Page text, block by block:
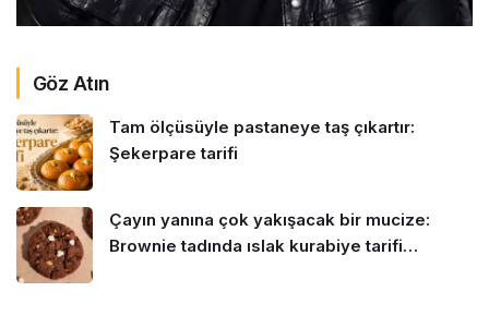
Göz Atın
Tam ölçüsüyle pastaneye taş çıkartır:
Şekerpare tarifi
Çayın yanına çok yakışacak bir mucize:
Brownie tadında ıslak kurabiye tarifi…